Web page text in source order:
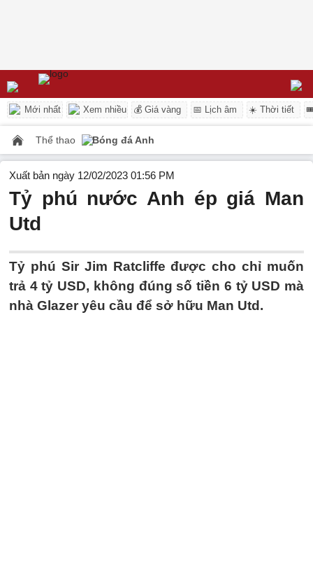
Mới nhất Xem nhiều 💰 Giá vàng 📅 Lịch âm ☀️ Thời tiết
Thể thao Bóng đá Anh
Xuất bản ngày 12/02/2023 01:56 PM
Tỷ phú nước Anh ép giá Man
Utd
Tỷ phú Sir Jim Ratcliffe được cho chỉ muốn
trả 4 tỷ USD, không đúng số tiền 6 tỷ USD mà
nhà Glazer yêu cầu để sở hữu Man Utd.